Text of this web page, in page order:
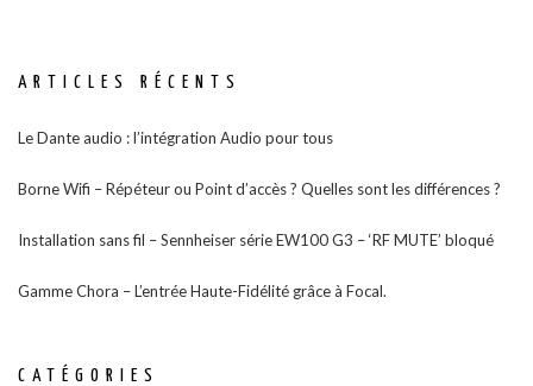
ARTICLES RÉCENTS
Le Dante audio : l’intégration Audio pour tous
Borne Wifi – Répéteur ou Point d’accès ? Quelles sont les différences ?
Installation sans fil – Sennheiser série EW100 G3 – ‘RF MUTE’ bloqué
Gamme Chora – L’entrée Haute-Fidélité grâce à Focal.
CATÉGORIES